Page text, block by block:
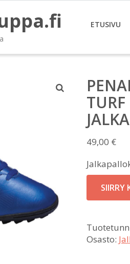
ETUSIVU
TURF
49,00 €
SIIRRY
Osasto: